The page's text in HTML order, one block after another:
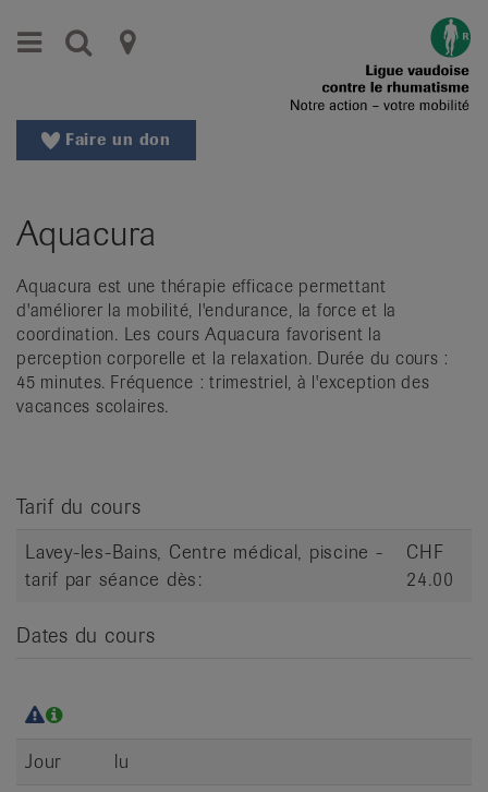
vers
au
Aller
Changer
région
Changer
de
langue:
Faire un don
Aquacura
Aquacura est une thérapie efficace permettant
d'améliorer la mobilité, l'endurance, la force et la
coordination. Les cours Aquacura favorisent la
perception corporelle et la relaxation. Durée du cours :
45 minutes. Fréquence : trimestriel, à l'exception des
vacances scolaires.
Tarif du cours
Lavey-les-Bains, Centre médical, piscine -
tarif par séance dès:
CHF
24.00
Dates du cours
Jour
lu
Menu Recherche
Ligues
contre
le
|
Organisations
nationales
de
patients